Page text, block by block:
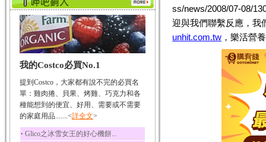
我的Costco必買No.1
提到Costco，大家都有說不完的必買名
單：雞肉捲、貝果、烤雞、巧克力和各
種能想到的便宜、好用、需要或不需要
的家庭用品.......<詳全文>
‧ Glico之冰雪女王的好心機餅...
ss/news/2008/07-08/
迎與我們聯繫反應，我
unhit.com.tw ，樂活營